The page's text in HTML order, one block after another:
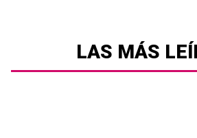
LAS MÁS